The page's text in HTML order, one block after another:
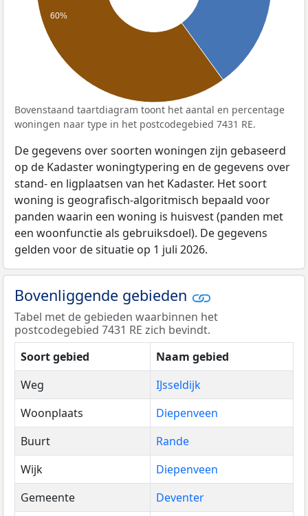
60%
Bovenstaand taartdiagram toont het aantal en percentage
woningen naar type in het postcodegebied 7431 RE.
De gegevens over soorten woningen zijn gebaseerd
op de Kadaster woningtypering en de gegevens over
stand- en ligplaatsen van het Kadaster. Het soort
woning is geografisch-algoritmisch bepaald voor
panden waarin een woning is huisvest (panden met
een woonfunctie als gebruiksdoel). De gegevens
gelden voor de situatie op 1 juli 2026.
Bovenliggende gebieden
Tabel met de gebieden waarbinnen het
postcodegebied 7431 RE zich bevindt.
Soort gebied
Naam gebied
Weg
IJsseldijk
Woonplaats
Diepenveen
Buurt
Rande
Wijk
Diepenveen
Gemeente
Deventer